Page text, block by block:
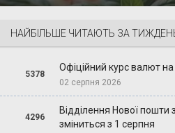
НАЙБІЛЬШЕ ЧИТАЮТЬ ЗА
5378
Офіційний курс валют
02 серпня 2026
4296
Відділення Нової
зміниться з 1 серпня